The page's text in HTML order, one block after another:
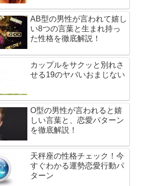
AB型の男性が言われて嬉し
い8つの言葉と生まれ持っ
た性格を徹底解説！
カップルをサクッと別れさ
せる19のヤバいおまじない
O型の男性が言われると嬉
しい言葉と、恋愛パターン
を徹底解説！
天秤座の性格チェック！今
すぐわかる運勢恋愛行動パ
ターン